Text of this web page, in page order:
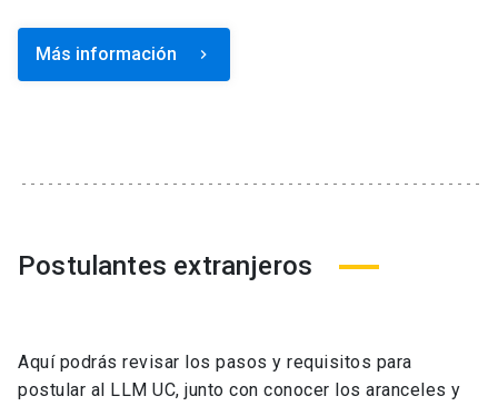
Más información keyboard_arrow_right
Postulantes extranjeros
Aquí podrás revisar los pasos y requisitos para
postular al LLM UC, junto con conocer los aranceles y